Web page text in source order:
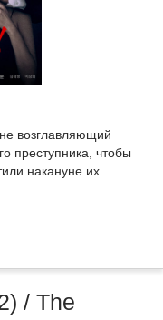
возглавляющий
преступника, чтобы
накануне их
/ The